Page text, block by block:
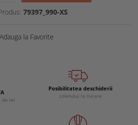
79397_990-XS
Adauga la Favorite
de lei
Posibilitatea deschiderii
coletului la livrare